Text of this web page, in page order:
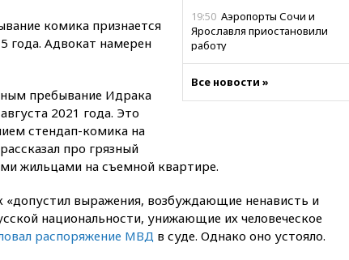
19:50 Аэропорты Сочи и
Ярославля приостановили
работу
доноров-республиканцев
поддержать Вэнса на выборах
года
Геленджика возобновили
работу
Путин уточнил порядок
Все новости »
комика признается
года. Адвокат намерен
пребывание Идрака
2021 года. Это
стендап-комика на
про грязный
жильцами на съемной квартире.
выражения, возбуждающие ненависть и
национальности, унижающие их человеческое
распоряжение МВД в суде. Однако оно устояло.